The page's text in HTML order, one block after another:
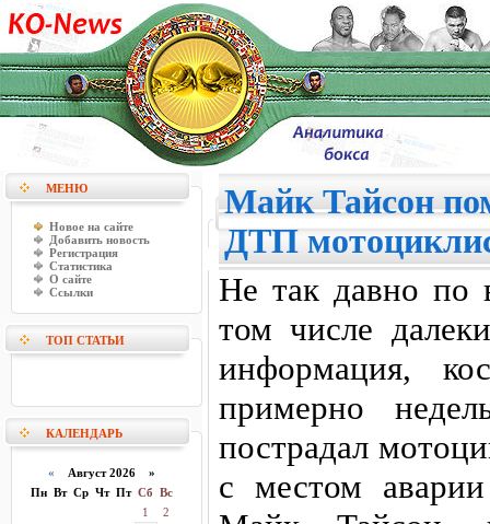
МЕНЮ
Новое на сайте
Добавить новость
Регистрация
Статистика
О сайте
Ссылки
ТОП СТАТЬИ
КАЛЕНДАРЬ
« Август 2026 »
Пн Вт Ср Чт Пт Сб Вс
1
2
Майк Тайсон
ДТП
Не так давно по
том числе
информация,
примерно
пострадал
с местом аварии